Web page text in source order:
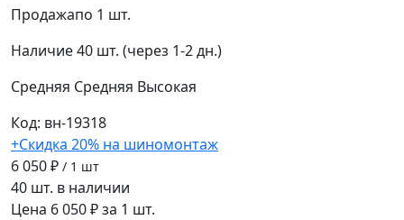
Продажапо 1 шт.
Наличие40 шт. (через 1-2 дн.)
Средняя Средняя Высокая
Код: вн-19318
+Скидка 20% на шиномонтаж
6 050 ₽ / 1 шт
40 шт. в наличии
Цена 6 050 ₽ за 1 шт.